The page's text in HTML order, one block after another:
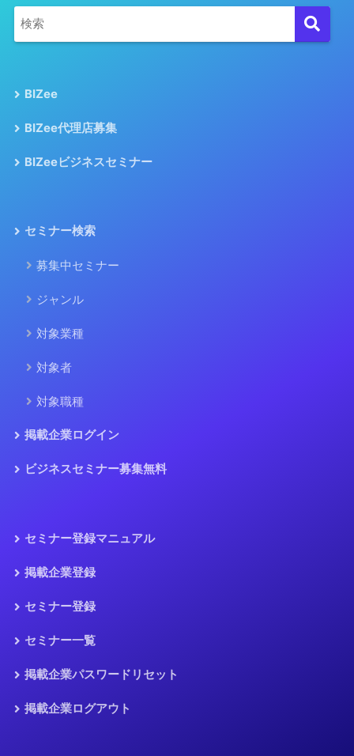
BIZee
BIZee代理店募集
BIZeeビジネスセミナー
セミナー検索
募集中セミナー
ジャンル
対象業種
対象者
対象職種
掲載企業ログイン
ビジネスセミナー募集無料
セミナー登録マニュアル
掲載企業登録
セミナー登録
セミナー一覧
掲載企業パスワードリセット
掲載企業ログアウト